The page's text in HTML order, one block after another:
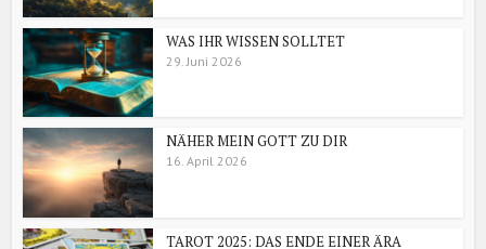
WAS IHR WISSEN SOLLTET
29. Juni 2026
NÄHER MEIN GOTT ZU DIR
16. April 2026
TAROT 2025: DAS ENDE EINER ÄRA